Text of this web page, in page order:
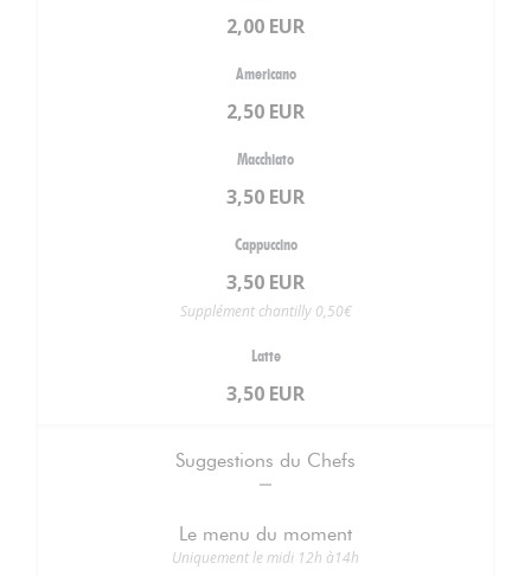
2,00 EUR
Americano
2,50 EUR
Macchiato
3,50 EUR
Cappuccino
3,50 EUR
Supplément chantilly 0,50€
Latte
3,50 EUR
Suggestions du Chefs
Le menu du moment
Uniquement le midi 12h à14h